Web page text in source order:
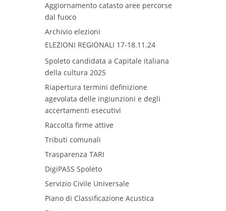
Aggiornamento catasto aree percorse
dal fuoco
Archivio elezioni
ELEZIONI REGIONALI 17-18.11.24
Spoleto candidata a Capitale italiana
della cultura 2025
Riapertura termini definizione
agevolata delle ingiunzioni e degli
accertamenti esecutivi​
Raccolta firme attive
Tributi comunali
Trasparenza TARI
DigiPASS Spoleto
Servizio Civile Universale
Piano di Classificazione Acustica